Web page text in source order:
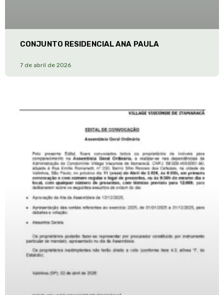
CONJUNTO RESIDENCIAL ANA PAULA
7 de abril de 2026